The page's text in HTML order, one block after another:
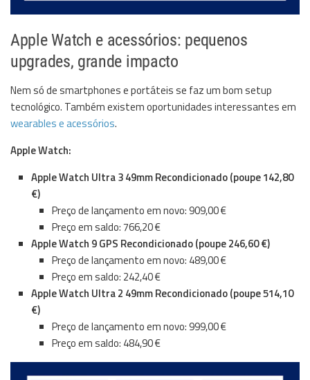
Apple Watch e acessórios: pequenos
upgrades, grande impacto
Nem só de smartphones e portáteis se faz um bom setup
tecnológico. Também existem oportunidades interessantes em
wearables e acessórios.
Apple Watch:
Apple Watch Ultra 3 49mm Recondicionado (poupe 142,80
€)
Preço de lançamento em novo: 909,00 €
Preço em saldo: 766,20 €
Apple Watch 9 GPS Recondicionado (poupe 246,60 €)
Preço de lançamento em novo: 489,00 €
Preço em saldo: 242,40 €
Apple Watch Ultra 2 49mm Recondicionado (poupe 514,10
€)
Preço de lançamento em novo: 999,00 €
Preço em saldo: 484,90 €